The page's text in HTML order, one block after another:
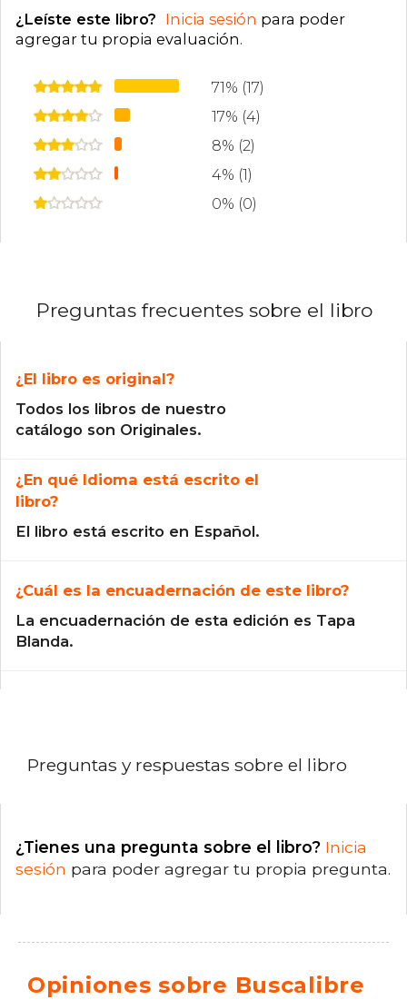
¿Leíste este libro? Inicia sesión para poder
agregar tu propia evaluación.
71% (17)
17% (4)
8% (2)
4% (1)
0% (0)
Preguntas frecuentes sobre el libro
¿El libro es original?
Todos los libros de nuestro
catálogo son Originales.
¿En qué Idioma está escrito el
libro?
El libro está escrito en Español.
¿Cuál es la encuadernación de este libro?
La encuadernación de esta edición es Tapa
Blanda.
Preguntas y respuestas sobre el libro
¿Tienes una pregunta sobre el libro? Inicia
sesión para poder agregar tu propia pregunta.
Opiniones sobre Buscalibre